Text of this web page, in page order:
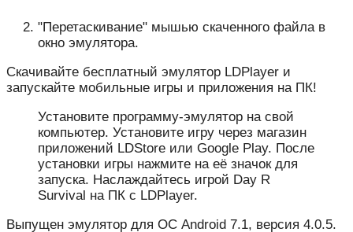
"Перетаскивание" мышью скаченного файла в
окно эмулятора.
Скачивайте бесплатный эмулятор LDPlayer и
запускайте мобильные игры и приложения на ПК!
Установите программу-эмулятор на свой
компьютер. Установите игру через магазин
приложений LDStore или Google Play. После
установки игры нажмите на её значок для
запуска. Наслаждайтесь игрой Day R
Survival на ПК с LDPlayer.
Выпущен эмулятор для ОС Android 7.1, версия 4.0.5.